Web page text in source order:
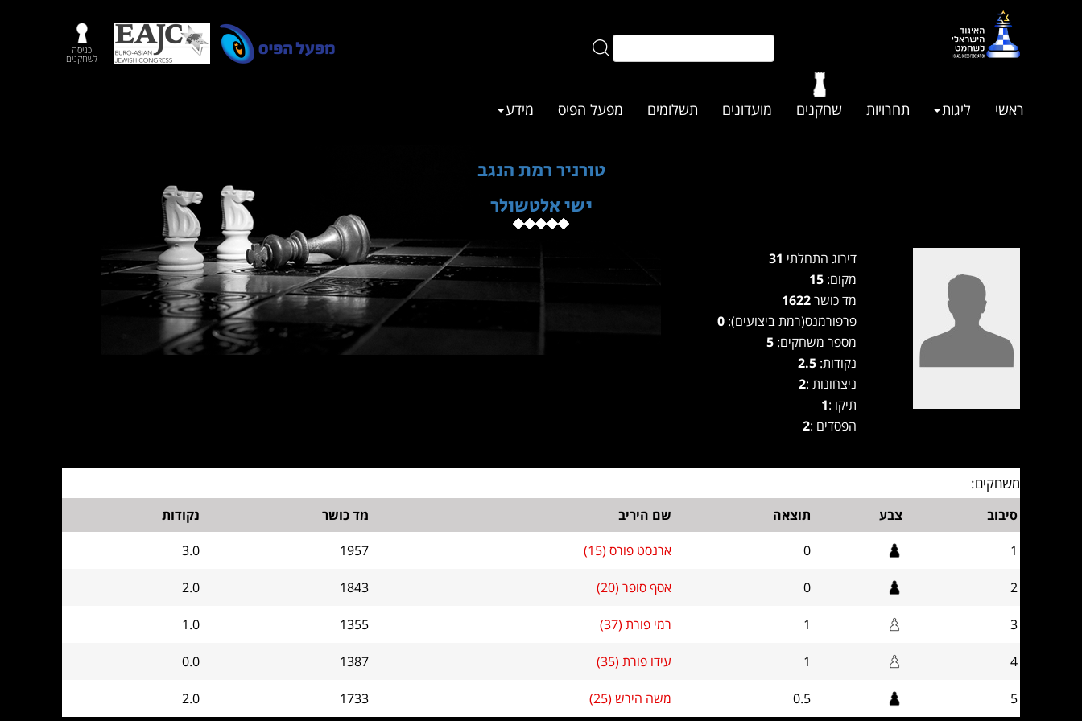
כניסה
לשחקנים
ראשי ליגות תחרויות שחקנים מועדונים תשלומים מפעל הפיס מידע
טורניר רמת הנגב
ישי אלטשולר
דירוג התחלתי
מקום: 15
מד כושר1622
פרפורמנס(רמת ביצועים): 0
מספר משחקים: 5
נקודות:2.5
ניצחונות :2
תיקו :1
הפסדים :2
משחקים:
סיבוב צבע תוצאה שם היריב מד כושר
נקודות
1
0 ארנסט פורס (15) 1957
3.0
2
0 אסף סופר (20) 1843
2.0
3
1 רמי פורת (37) 1355
1.0
4
1 עידו פורת (35) 1387
0.0
5
0.5 משה הירש (25) 1733
2.0